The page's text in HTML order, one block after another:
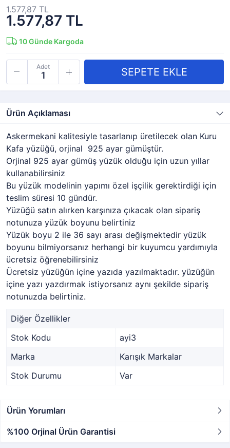
1.577,87 TL
1.577,87 TL
10Günde Kargoda
Adet
Ürün Açıklaması
Askermekani kalitesiyle tasarlanıp üretilecek olan Kuru
Kafa yüzüğü, orjinal 925 ayar gümüştür.
Orjinal 925 ayar gümüş yüzük olduğu için uzun yıllar
kullanabilirsiniz
Bu yüzük modelinin yapımı özel işçilik gerektirdiği için
teslim süresi 10 gündür.
Yüzüğü satın alırken karşınıza çıkacak olan sipariş
notunuza yüzük boyunu belirtiniz
Yüzük boyu 2 ile 36 sayı arası değişmektedir yüzük
boyunu bilmiyorsanız herhangi bir kuyumcu yardımıyla
ücretsiz öğrenebilirsiniz
Ücretsiz yüzüğün içine yazıda yazılmaktadır. yüzüğün
içine yazı yazdırmak istiyorsanız aynı şekilde sipariş
notunuzda belirtiniz.
Diğer Özellikler
Stok Kodu
ayi3
Marka
Karışık Markalar
Stok Durumu
Var
Ürün Yorumları
%100 Orjinal Ürün Garantisi